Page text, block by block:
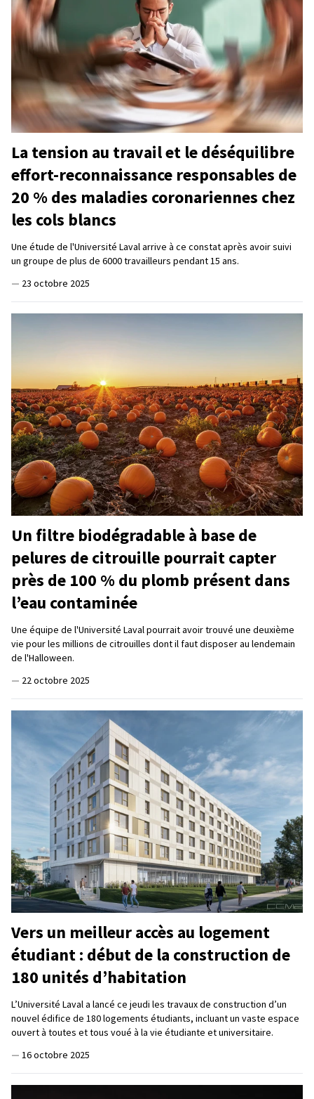
La tension au travail et le déséquilibre
effort-reconnaissance responsables de
20 % des maladies coronariennes chez
les cols blancs
Une étude de l'Université Laval arrive à ce constat après avoir suivi
un groupe de plus de 6000 travailleurs pendant 15 ans.
— 23 octobre 2025
Un filtre biodégradable à base de
pelures de citrouille pourrait capter
près de 100 % du plomb présent dans
l’eau contaminée
Une équipe de l'Université Laval pourrait avoir trouvé une deuxième
vie pour les millions de citrouilles dont il faut disposer au lendemain
de l'Halloween.
— 22 octobre 2025
Vers un meilleur accès au logement
étudiant : début de la construction de
180 unités d’habitation
L’Université Laval a lancé ce jeudi les travaux de construction d’un
nouvel édifice de 180 logements étudiants, incluant un vaste espace
ouvert à toutes et tous voué à la vie étudiante et universitaire.
— 16 octobre 2025